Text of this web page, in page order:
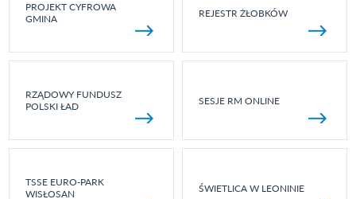
PROJEKT CYFROWA
GMINA
REJESTR ŻŁOBKÓW
RZĄDOWY FUNDUSZ
POLSKI ŁAD
SESJE RM ONLINE
TSSE EURO-PARK
WISŁOSAN
ŚWIETLICA W LEONINIE